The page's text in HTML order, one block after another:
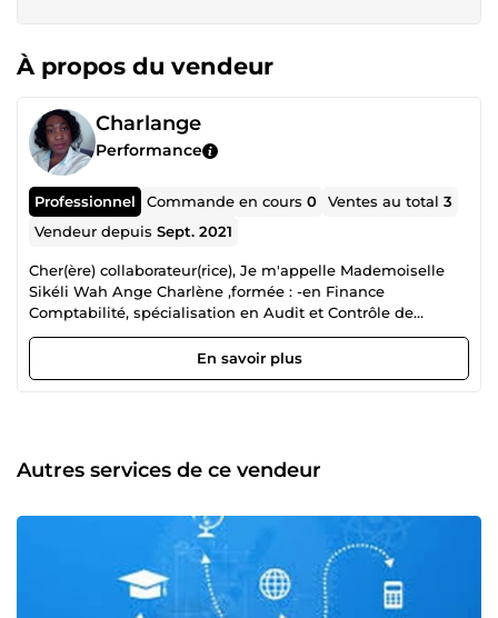
À propos du vendeur
Charlange
Performance
Professionnel Commande en cours0 Ventes au total3
Vendeur depuisSept. 2021
Cher(ère) collaborateur(rice), Je m'appelle Mademoiselle
Sikéli Wah Ange Charlène ,formée : -en Finance
Comptabilité, spécialisation en Audit et Contrôle de
Gestion, -en Gestion de Projet, -en Assistanat Administratif
et Personnel, heureuse de faire partie de cette plateforme
et de faire votre connaissance. Bien respectueusement.
En savoir plus
Autres services de ce vendeur